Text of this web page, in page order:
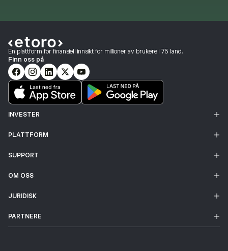
En plattform for finansiell innsikt for millioner av brukere i 75 land.
Finn oss på
INVESTER
PLATTFORM
SUPPORT
OM OSS
JURIDISK
PARTNERE